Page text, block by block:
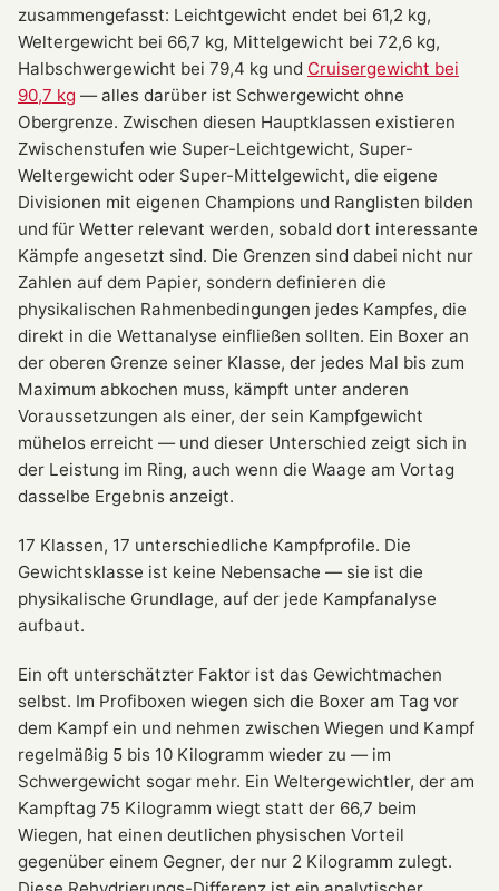
zusammengefasst: Leichtgewicht endet bei 61,2 kg,
Weltergewicht bei 66,7 kg, Mittelgewicht bei 72,6 kg,
Halbschwergewicht bei 79,4 kg und Cruisergewicht bei
90,7 kg — alles darüber ist Schwergewicht ohne
Obergrenze. Zwischen diesen Hauptklassen existieren
Zwischenstufen wie Super-Leichtgewicht, Super-
Weltergewicht oder Super-Mittelgewicht, die eigene
Divisionen mit eigenen Champions und Ranglisten bilden
und für Wetter relevant werden, sobald dort interessante
Kämpfe angesetzt sind. Die Grenzen sind dabei nicht nur
Zahlen auf dem Papier, sondern definieren die
physikalischen Rahmenbedingungen jedes Kampfes, die
direkt in die Wettanalyse einfließen sollten. Ein Boxer an
der oberen Grenze seiner Klasse, der jedes Mal bis zum
Maximum abkochen muss, kämpft unter anderen
Voraussetzungen als einer, der sein Kampfgewicht
mühelos erreicht — und dieser Unterschied zeigt sich in
der Leistung im Ring, auch wenn die Waage am Vortag
dasselbe Ergebnis anzeigt.
17 Klassen, 17 unterschiedliche Kampfprofile. Die
Gewichtsklasse ist keine Nebensache — sie ist die
physikalische Grundlage, auf der jede Kampfanalyse
aufbaut.
Ein oft unterschätzter Faktor ist das Gewichtmachen
selbst. Im Profiboxen wiegen sich die Boxer am Tag vor
dem Kampf ein und nehmen zwischen Wiegen und Kampf
regelmäßig 5 bis 10 Kilogramm wieder zu — im
Schwergewicht sogar mehr. Ein Weltergewichtler, der am
Kampftag 75 Kilogramm wiegt statt der 66,7 beim
Wiegen, hat einen deutlichen physischen Vorteil
gegenüber einem Gegner, der nur 2 Kilogramm zulegt.